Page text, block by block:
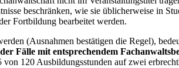
beschränken, wie sie üblicherweise in
Fortbildung bearbeitet werden.
(Ausnahmen bestätigen die Regel),
Fälle mit entsprechendem
120 Ausbildungsstunden auf zwei